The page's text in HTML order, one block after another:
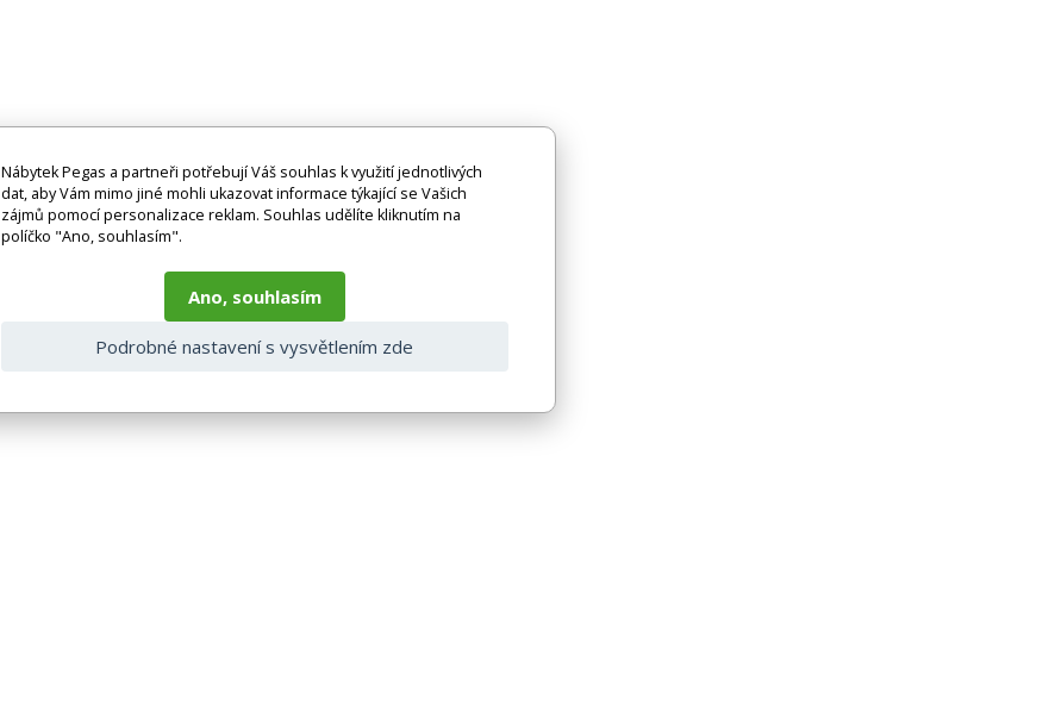
Nábytek Pegas a partneři potřebují Váš souhlas k využití jednotlivých
dat, aby Vám mimo jiné mohli ukazovat informace týkající se Vašich
zájmů pomocí personalizace reklam. Souhlas udělíte kliknutím na
políčko "Ano, souhlasím".
Ano, souhlasím
Podrobné nastavení s vysvětlením zde